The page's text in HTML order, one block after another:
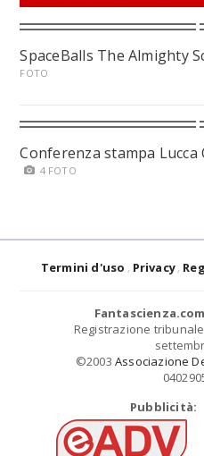
SpaceBalls The Almighty
FOTO
Conferenza stampa Lucca
4 FOTO
Termini d'uso Privacy
Fantascienza.com
Registrazione
©2003 Associazione
Pubblicità: